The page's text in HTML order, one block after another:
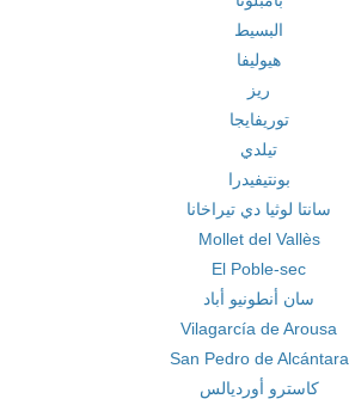
البسيط
هيوليفا
ريز
توريفايجا
تيلدي
بونتيفيدرا
سانتا لوثيا دي تيراخانا
Mollet del Vallès
El Poble-sec
سان أنطونيو أباد
Vilagarcía de Arousa
San Pedro de Alcántara
كاسترو أورديالس